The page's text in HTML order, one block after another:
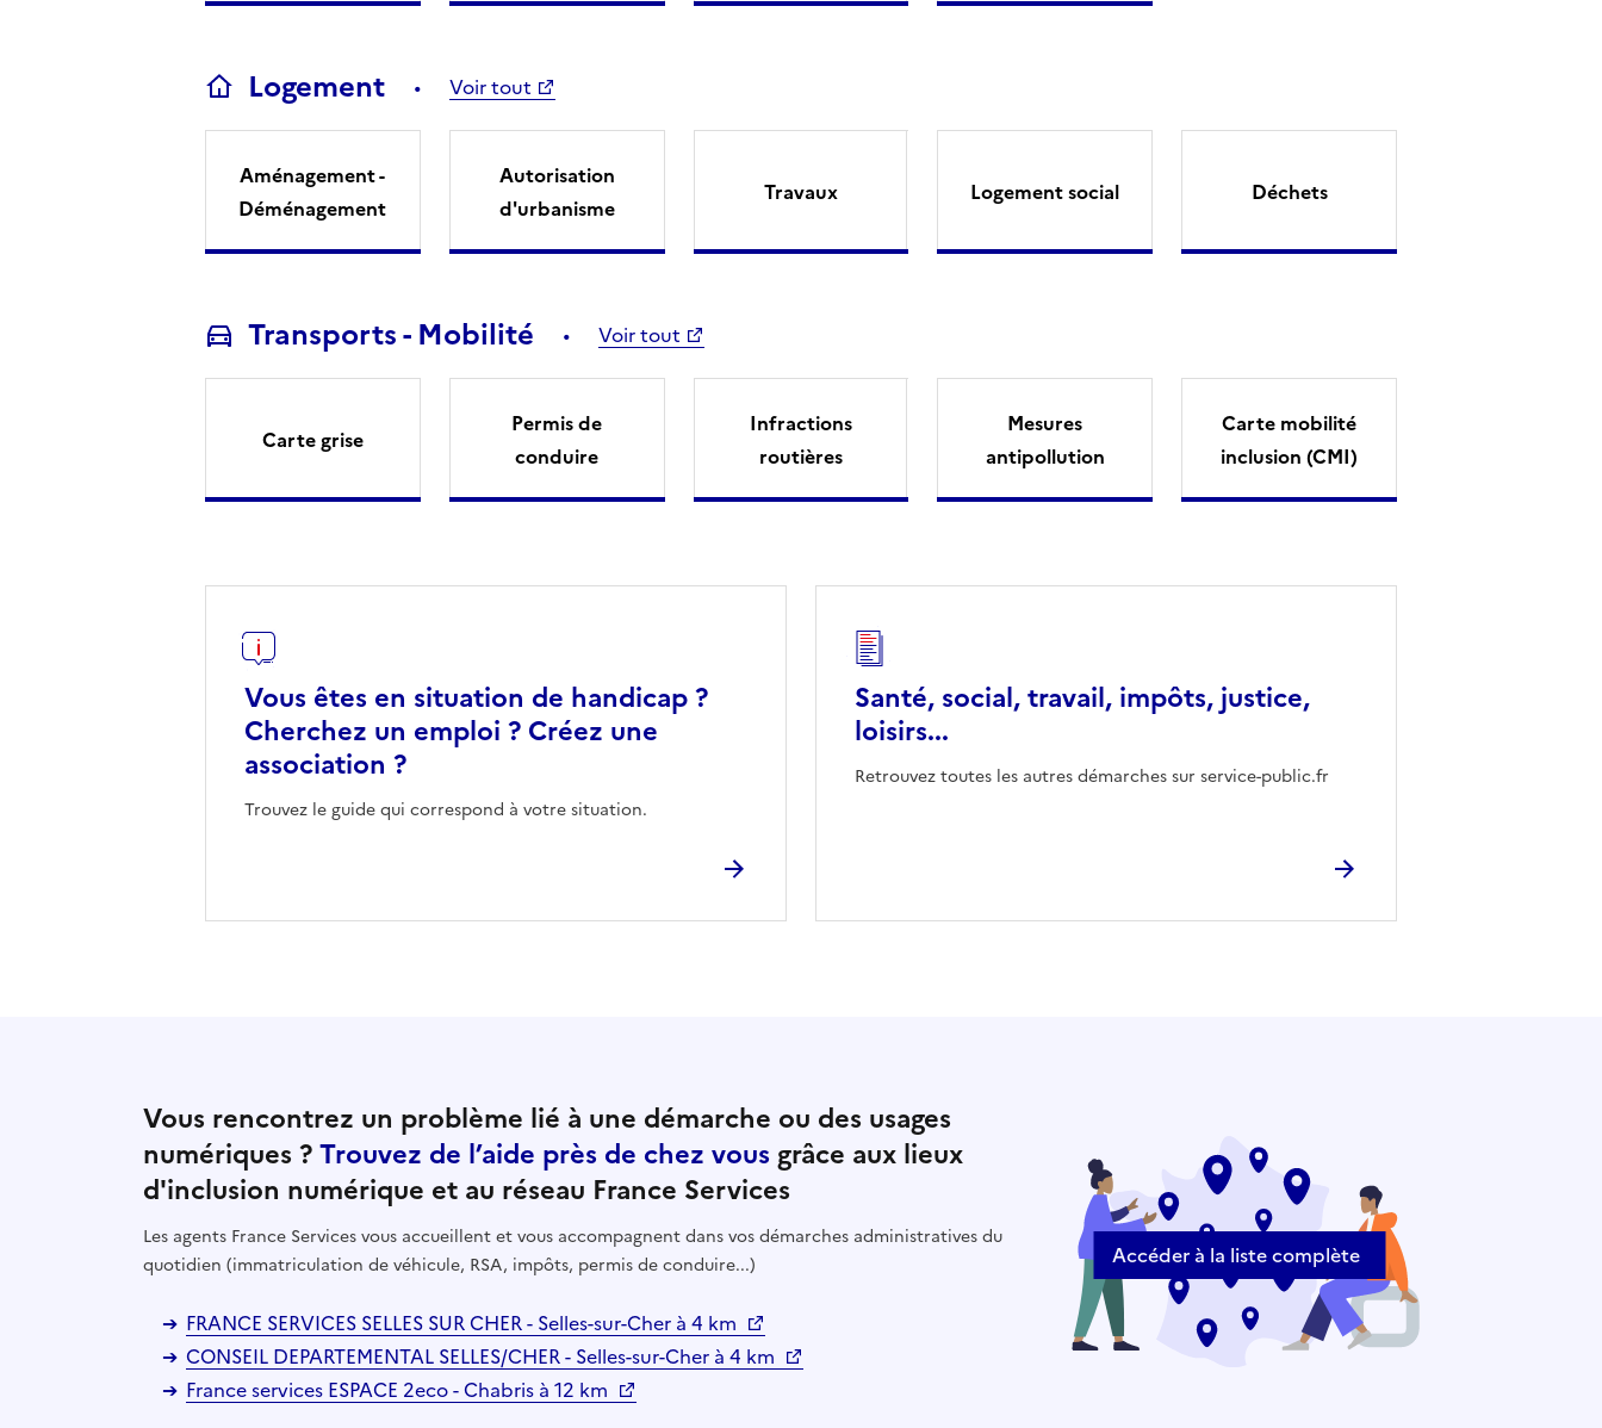
Logement Voir tout
Aménagement -
Déménagement
Autorisation
d'urbanisme
Travaux Logement social Déchets
Transports - Mobilité Voir tout
Carte grise
Permis de
conduire
Infractions
routières
Mesures
antipollution
Carte mobilité
inclusion (CMI)
Vous êtes en situation de handicap ?
Cherchez un emploi ? Créez une
association ?
Trouvez le guide qui correspond à votre situation.
Santé, social, travail, impôts, justice,
loisirs...
Retrouvez toutes les autres démarches sur service-public.fr
Vous rencontrez un problème lié à une démarche ou des usages
numériques ?Trouvez de l’aide près de chez vous grâce aux lieux
d'inclusion numérique et au réseau France Services
Les agents France Services vous accueillent et vous accompagnent dans vos démarches administratives du
quotidien (immatriculation de véhicule, RSA, impôts, permis de conduire...)
FRANCE SERVICES SELLES SUR CHER - Selles-sur-Cher à 4 km
CONSEIL DEPARTEMENTAL SELLES/CHER - Selles-sur-Cher à 4 km
France services ESPACE 2eco - Chabris à 12 km
Accéder à la liste complète